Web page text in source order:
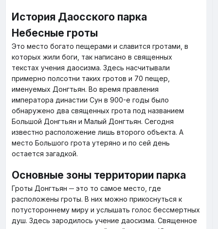
История Даосского парка
Небесные гроты
Это место богато пещерами и славится гротами, в
которых жили боги, так написано в священных
текстах учения даосизма. Здесь насчитывали
примерно полсотни таких гротов и 70 пещер,
именуемых Донгтьян. Во время правления
императора династии Сун в 900-е годы было
обнаружено два священных грота под названием
Большой Донгтьян и Малый Донгтьян. Сегодня
известно расположение лишь второго объекта. А
место Большого грота утеряно и по сей день
остается загадкой.
Основные зоны территории парка
Гроты Донгтьян ─ это то самое место, где
расположены гроты. В них можно прикоснуться к
потустороннему миру и услышать голос бессмертных
душ. Здесь зародилось учение даосизма. Священное